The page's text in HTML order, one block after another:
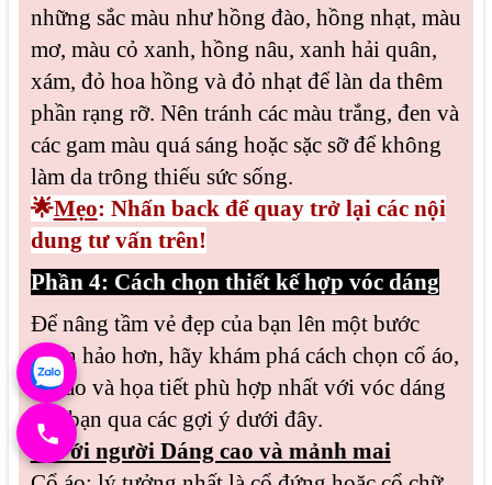
những sắc màu như hồng đào, hồng nhạt, màu
mơ, màu cỏ xanh, hồng nâu, xanh hải quân,
xám, đỏ hoa hồng và đỏ nhạt để làn da thêm
phần rạng rỡ. Nên tránh các màu trắng, đen và
các gam màu quá sáng hoặc sặc sỡ để không
làm da trông thiếu sức sống.
🌟Mẹo: Nhấn back để quay trở lại các nội
dung tư vấn trên!
Phần 4: Cách chọn thiết kế hợp vóc dáng
Để nâng tầm vẻ đẹp của bạn lên một bước
hoàn hảo hơn, hãy khám phá cách chọn cổ áo,
tay áo và họa tiết phù hợp nhất với vóc dáng
của bạn qua các gợi ý dưới đây.
1. Với người Dáng cao và mảnh mai